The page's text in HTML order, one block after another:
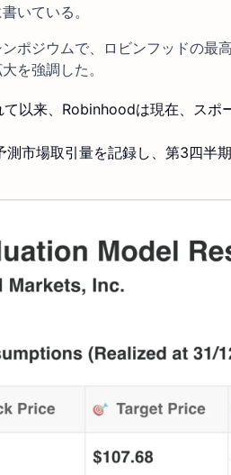
いている。
ポジウムで、ロビンフッドの
を強調した。
て以来、Robinhoodは現在、ス
市場取引量を記録し、第3四半